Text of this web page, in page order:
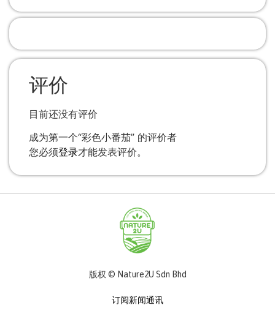
评价
目前还没有评价
成为第一个“彩色小番茄” 的评价者
您必须登录才能发表评价。
版权 © Nature2U Sdn Bhd
订阅新闻通讯